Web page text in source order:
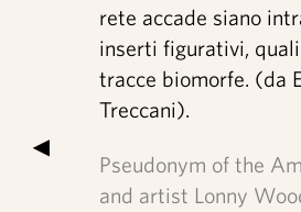
▶
rete accade siano
inserti figurativi,
tracce biomorfe. (da
Treccani).
Pseudonym of the
and artist Lonny